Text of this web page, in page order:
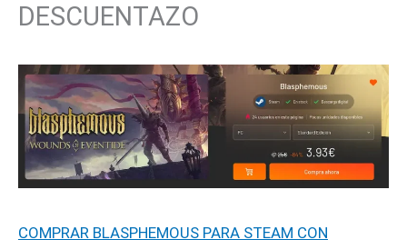
DESCUENTAZO
COMPRAR BLASPHEMOUS PARA STEAM CON